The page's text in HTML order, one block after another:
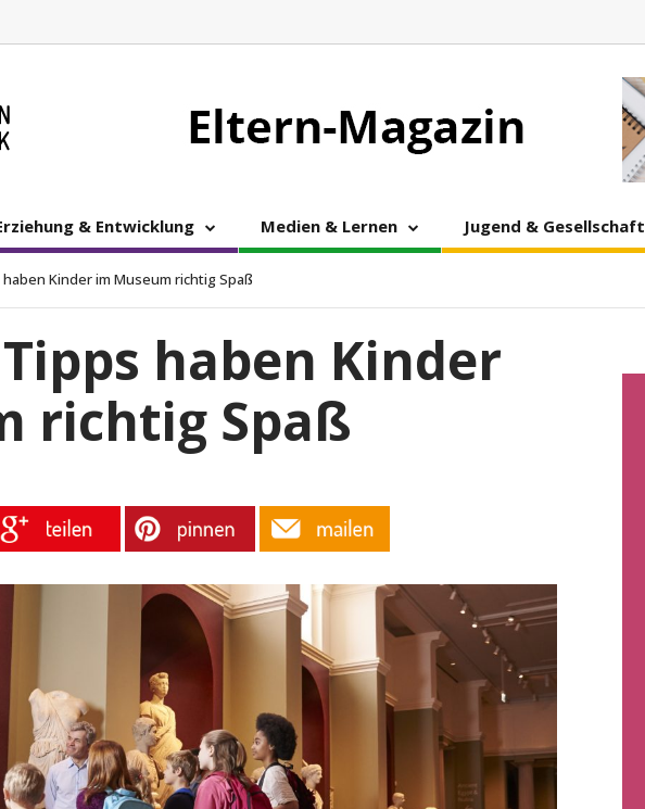
& Entwicklung Medien & Lernen Jugend & Gesellschaft
Kinder im Museum richtig Spaß
haben Kinder
richtig Spaß